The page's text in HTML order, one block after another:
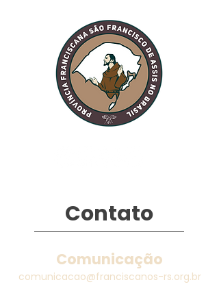
Contato
Comunicação
comunicacao@franciscanos-rs.org.br